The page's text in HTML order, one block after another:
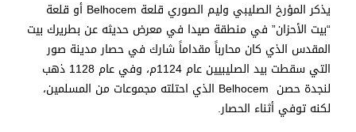
يذكر المؤرخ الصليبي وليم الصوري قلعة Belhocem أو قلعة
“بيت الأحزان” في منطقة صيدا في معرض حديثه عن بطريرك بيت
المقدس الذي كان محارباً مقداماً شارك في حصار مدينة صور
التي سقطت بيد الصليبيين عام 1124م، وفي عام 1128 ذهب
لنجدة حصن Belhocem الذي احتلته مجموعات من المسلمين،
لكنه توفي أثناء الحصار.